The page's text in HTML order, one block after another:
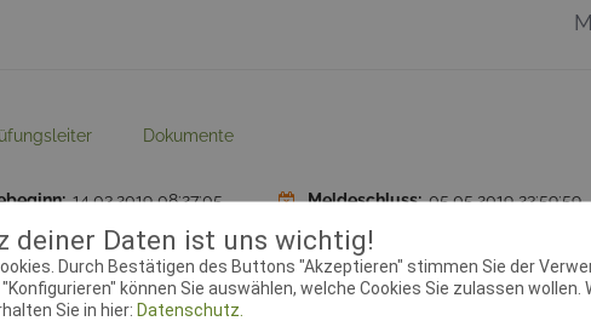
deiner Daten ist uns wichtig!
Durch Bestätigen des Buttons "Akzeptieren" stimmen Sie der
können Sie auswählen, welche Cookies Sie zulassen wollen.
Sie in hier: Datenschutz.
Dokumente
14.03.2019 08:27:05 Meldeschluss:05.05.2019 23:59:59
Shorty (Mannschaften): 6 Startplätze Geländelauf 5000m:
Hafenstraße 50, 31137